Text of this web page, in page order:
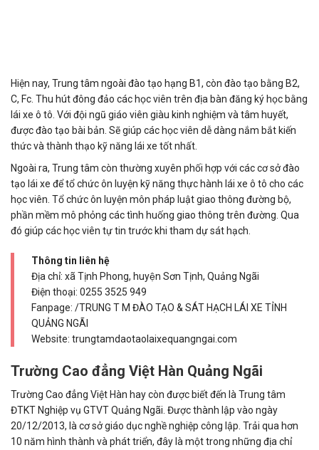
Hiện nay, Trung tâm ngoài đào tạo hạng B1, còn đào tạo bằng B2,
C, Fc. Thu hút đông đảo các học viên trên địa bàn đăng ký học bằng
lái xe ô tô. Với đội ngũ giáo viên giàu kinh nghiệm và tâm huyết,
được đào tạo bài bản. Sẽ giúp các học viên dễ dàng nắm bắt kiến
thức và thành thạo kỹ năng lái xe tốt nhất.
Ngoài ra, Trung tâm còn thường xuyên phối hợp với các cơ sở đào
tạo lái xe để tổ chức ôn luyện kỹ năng thực hành lái xe ô tô cho các
học viên. Tổ chức ôn luyện môn pháp luật giao thông đường bộ,
phần mềm mô phỏng các tình huống giao thông trên đường. Qua
đó giúp các học viên tự tin trước khi tham dự sát hạch.
Thông tin liên hệ
Địa chỉ: xã Tịnh Phong, huyện Sơn Tịnh, Quảng Ngãi
Điện thoại: 0255 3525 949
Fanpage: /TRUNG T M ĐÀO TẠO & SÁT HẠCH LÁI XE TỈNH
QUẢNG NGÃI
Website: trungtamdaotaolaixequangngai.com
Trường Cao đẳng Việt Hàn Quảng Ngãi
Trường Cao đẳng Việt Hàn hay còn được biết đến là Trung tâm
ĐTKT Nghiệp vụ GTVT Quảng Ngãi. Được thành lập vào ngày
20/12/2013, là cơ sở giáo dục nghề nghiệp công lập. Trải qua hơn
10 năm hình thành và phát triển, đây là một trong những địa chỉ